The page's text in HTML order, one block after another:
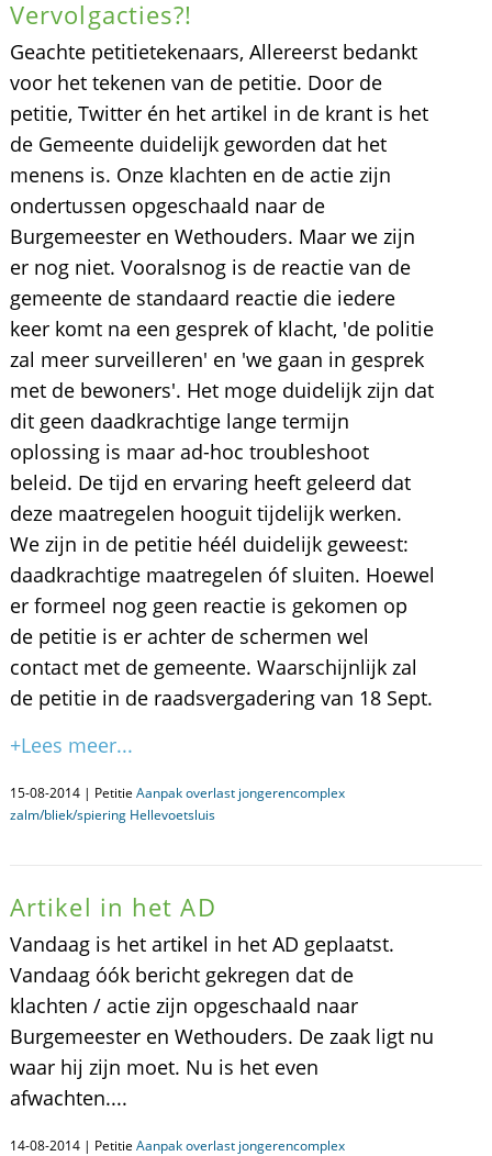
Vervolgacties?!
Geachte petitietekenaars, Allereerst bedankt
voor het tekenen van de petitie. Door de
petitie, Twitter én het artikel in de krant is het
de Gemeente duidelijk geworden dat het
menens is. Onze klachten en de actie zijn
ondertussen opgeschaald naar de
Burgemeester en Wethouders. Maar we zijn
er nog niet. Vooralsnog is de reactie van de
gemeente de standaard reactie die iedere
keer komt na een gesprek of klacht, 'de politie
zal meer surveilleren' en 'we gaan in gesprek
met de bewoners'. Het moge duidelijk zijn dat
dit geen daadkrachtige lange termijn
oplossing is maar ad-hoc troubleshoot
beleid. De tijd en ervaring heeft geleerd dat
deze maatregelen hooguit tijdelijk werken.
We zijn in de petitie héél duidelijk geweest:
daadkrachtige maatregelen óf sluiten. Hoewel
er formeel nog geen reactie is gekomen op
de petitie is er achter de schermen wel
contact met de gemeente. Waarschijnlijk zal
de petitie in de raadsvergadering van 18 Sept.
+Lees meer...
15-08-2014 | Petitie Aanpak overlast jongerencomplex
zalm/bliek/spiering Hellevoetsluis
Artikel in het AD
Vandaag is het artikel in het AD geplaatst.
Vandaag óók bericht gekregen dat de
klachten / actie zijn opgeschaald naar
Burgemeester en Wethouders. De zaak ligt nu
waar hij zijn moet. Nu is het even
afwachten....
14-08-2014 | Petitie Aanpak overlast jongerencomplex